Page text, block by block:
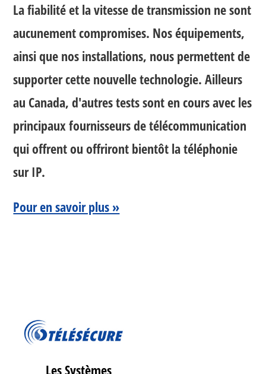
La fiabilité et la vitesse de transmission ne sont
aucunement compromises. Nos équipements,
ainsi que nos installations, nous permettent de
supporter cette nouvelle technologie. Ailleurs
au Canada, d'autres tests sont en cours avec les
principaux fournisseurs de télécommunication
qui offrent ou offriront bientôt la téléphonie
sur IP.
Pour en savoir plus »
Les Systèmes